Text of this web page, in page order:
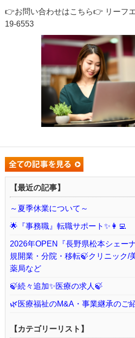
👉お問い合わせはこちら👉 リーフ
19-6553
【最近の記事】
～夏季休業について～
🌟『事務職』転職サポート✨👩‍💻
2026年OPEN『長野県松本シェー
規開業・分院・移転🍃クリニック/
薬局など
🍃続々追加✨医療の求人🍃
🌿医療福祉のM&A・事業継承のご
【カテゴリーリスト】